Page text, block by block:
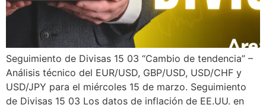
Seguimiento de Divisas 15 03 “Cambio de tendencia” –
Análisis técnico del EUR/USD, GBP/USD, USD/CHF y
USD/JPY para el miércoles 15 de marzo. Seguimiento
de Divisas 15 03 Los datos de inflación de EE.UU. en